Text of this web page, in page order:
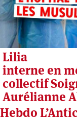
Lilia
interne en
collectif
Aurélianne
Hebdo